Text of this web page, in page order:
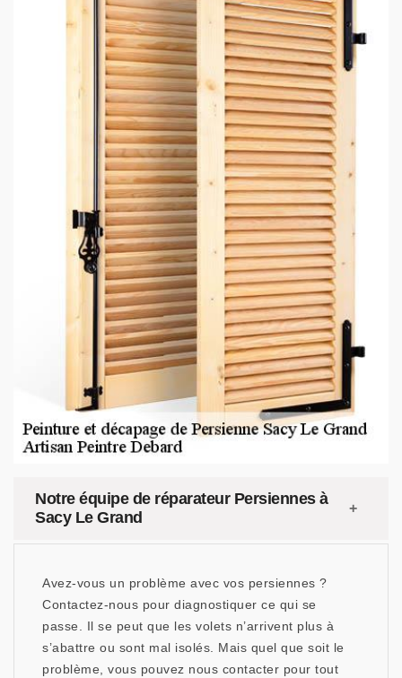
Notre équipe de réparateur Persiennes à
Sacy Le Grand
Avez-vous un problème avec vos persiennes ?
Contactez-nous pour diagnostiquer ce qui se
passe. Il se peut que les volets n’arrivent plus à
s’abattre ou sont mal isolés. Mais quel que soit le
problème, vous pouvez nous contacter pour tout